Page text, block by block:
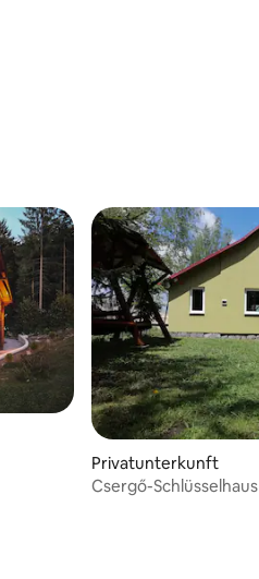
Privatunterkunft
Csergő-Schlüsselhaus